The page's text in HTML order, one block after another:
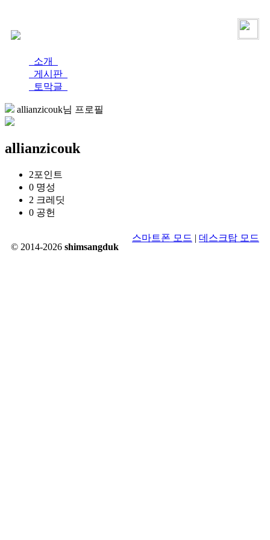
소개
게시판
토막글
allianzicouk님 프로필
allianzicouk
2포인트
0 명성
2 크레딧
0 공헌
© 2014-2026 shimsangduk
스마트폰 모드 | 데스크탑 모드